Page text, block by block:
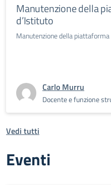
Manutenzione della
d’Istituto
Manutenzione della
Carlo Murru
Docente e funzione
Vedi tutti
Eventi